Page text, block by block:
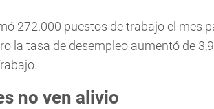
272.000 puestos de trabajo el mes
la tasa de desempleo aumentó de
no ven alivio